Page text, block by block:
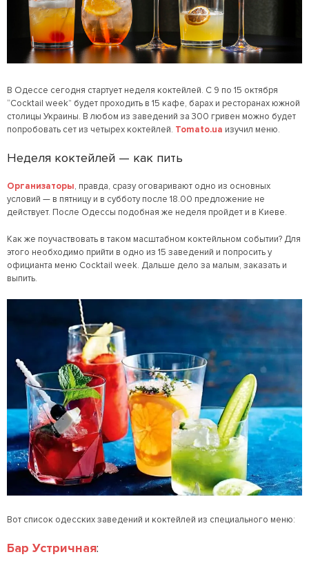
В Одессе сегодня стартует неделя коктейлей. С 9 по 15 октября
“Cocktail week” будет проходить в 15 кафе, барах и ресторанах южной
столицы Украины. В любом из заведений за 300 гривен можно будет
попробовать сет из четырех коктейлей. Tomato.ua изучил меню.
Неделя коктейлей — как пить
Организаторы, правда, сразу оговаривают одно из основных
условий — в пятницу и в субботу после 18.00 предложение не
действует. После Одессы подобная же неделя пройдет и в Киеве.
Как же поучаствовать в таком масштабном коктейльном событии? Для
этого необходимо прийти в одно из 15 заведений и попросить у
официанта меню Cocktail week. Дальше дело за малым, заказать и
выпить.
Вот список одесских заведений и коктейлей из специального меню:
Бар Устричная: